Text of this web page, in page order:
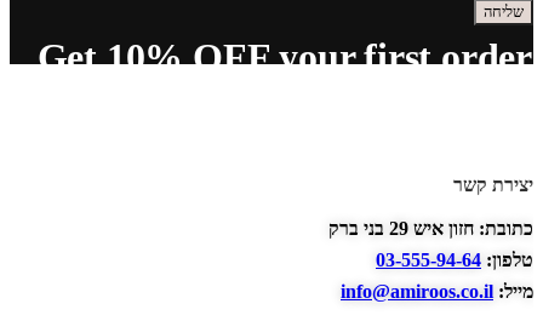
שליחה
Get 10% OFF your first order
יצירת קשר
כתובת: חזון איש 29 בני ברק
טלפון: 03-555-94-64
מייל: info@amiroos.co.il